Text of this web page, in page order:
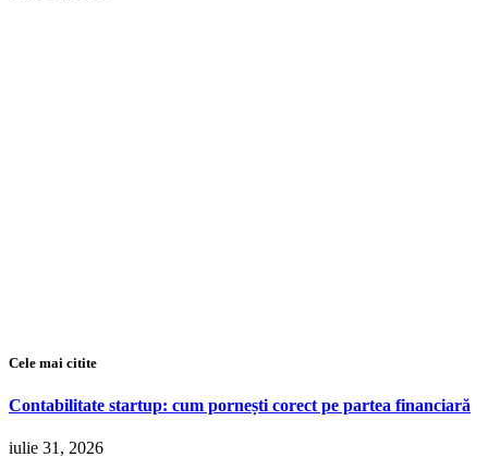
Cele mai citite
Contabilitate startup: cum pornești corect pe partea financiară
iulie 31, 2026